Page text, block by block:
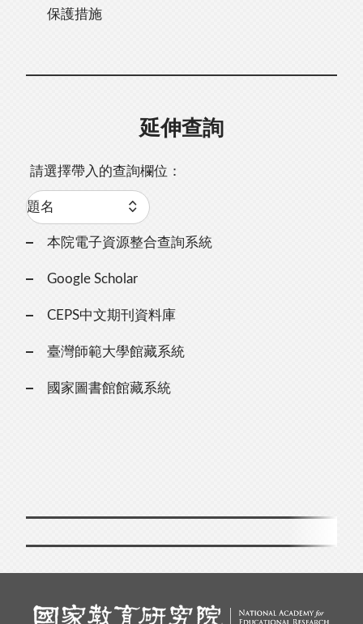
保護措施
延伸查詢
請選擇帶入的查詢欄位：
本院電子資源整合查詢系統
Google Scholar
CEPS中文期刊資料庫
臺灣師範大學館藏系統
國家圖書館館藏系統